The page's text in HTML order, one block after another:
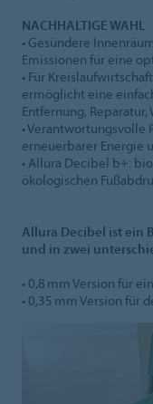
NACHHALTIGE WAHL
• Gesündere
Emissionen für eine
• Für
ermöglicht eine
Entfernung,
•
erneuerbarer Energie
• Allura Decibel b+:
ökologischen
Allura Decibel ist ein
und in zwei
• 0,8 mm Version für
• 0,35 mm Version für